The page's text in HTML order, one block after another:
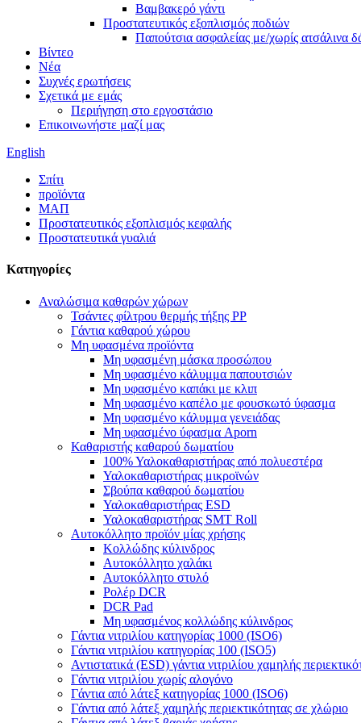
Βαμβακερό γάντι
Προστατευτικός εξοπλισμός ποδιών
Παπούτσια ασφαλείας με/χωρίς ατσάλινα
Βίντεο
Νέα
Συχνές ερωτήσεις
Σχετικά με εμάς
Περιήγηση στο εργοστάσιο
Επικοινωνήστε μαζί μας
English
Σπίτι
προϊόντα
ΜΑΠ
Προστατευτικός εξοπλισμός κεφαλής
Προστατευτικά γυαλιά
Κατηγορίες
Αναλώσιμα καθαρών χώρων
Τσάντες φίλτρου θερμής τήξης PP
Γάντια καθαρού χώρου
Μη υφασμένα προϊόντα
Μη υφασμένη μάσκα προσώπου
Μη υφασμένο κάλυμμα παπουτσιών
Μη υφασμένο καπάκι με κλιπ
Μη υφασμένο καπέλο με φουσκωτό ύφασμα
Μη υφασμένο κάλυμμα γενειάδας
Μη υφασμένο ύφασμα Aporn
Καθαριστής καθαρού δωματίου
100% Υαλοκαθαριστήρας από πολυεστέρα
Υαλοκαθαριστήρας μικροϊνών
Σβούπα καθαρού δωματίου
Υαλοκαθαριστήρας ESD
Υαλοκαθαριστήρας SMT Roll
Αυτοκόλλητο προϊόν μίας χρήσης
Κολλώδης κύλινδρος
Αυτοκόλλητο χαλάκι
Αυτοκόλλητο στυλό
Ρολέρ DCR
DCR Pad
Μη υφασμένος κολλώδης κύλινδρος
Γάντια νιτριλίου κατηγορίας 1000 (ISO6)
Γάντια νιτριλίου κατηγορίας 100 (ISO5)
Αντιστατικά (ESD) γάντια νιτριλίου χαμηλής
Γάντια νιτριλίου χωρίς αλογόνο
Γάντια από λάτεξ κατηγορίας 1000 (ISO6)
Γάντια από λάτεξ χαμηλής περιεκτικότητας σε χλώριο